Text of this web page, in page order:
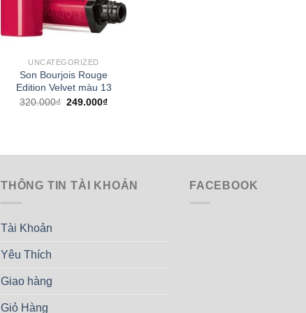
UNCATEGORIZED
Son Bourjois Rouge
Edition Velvet màu 13
320.000₫ Giá
249.000₫Giá
THÔNG TIN TÀI KHOẢN
Tài Khoản
Yêu Thích
Giao hàng
Giỏ Hàng
FACEBOOK